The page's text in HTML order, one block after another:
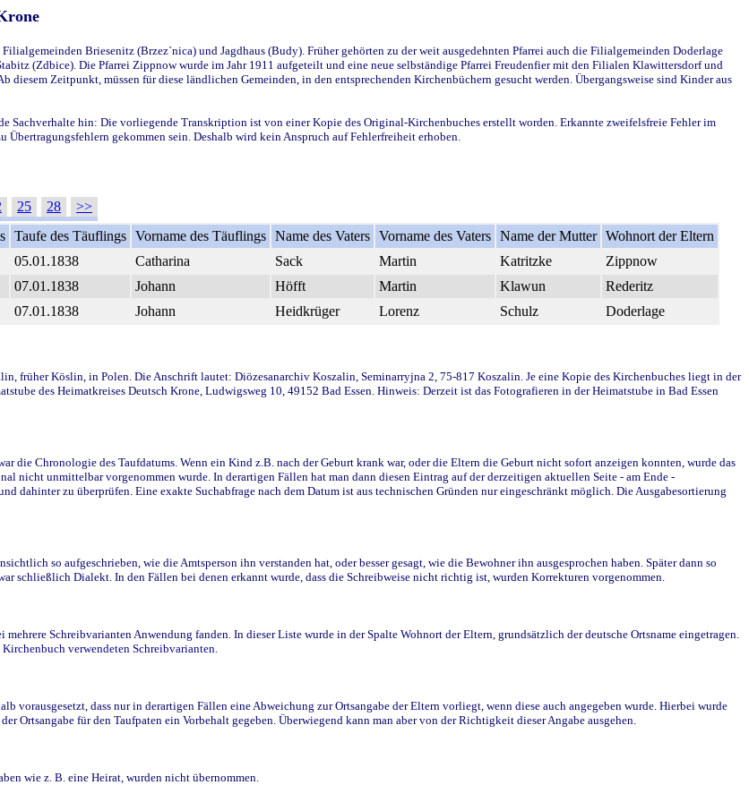
Briesenitz (Brzez`nica) und Jagdhaus (Budy). Früher gehörten zu der weit ausgedehnten Pfarrei auch die Filialgemeinden Doderlage
(Zdbice). Die Pfarrei Zippnow wurde im Jahr 1911 aufgeteilt und eine neue selbständige Pfarrei Freudenfier mit den Filialen Klawittersdorf und
Zeitpunkt, müssen für diese ländlichen Gemeinden, in den entsprechenden Kirchenbüchern gesucht werden. Übergangsweise sind Kinder aus
Sachverhalte hin: Die vorliegende Transkription ist von einer Kopie des Original-Kirchenbuches erstellt worden. Erkannte zweifelsfreie Fehler im
gekommen sein. Deshalb wird kein Anspruch auf Fehlerfreiheit erhoben.
25 28
>>
Taufe des Täuflings Vorname des Täuflings Name des Vaters Vorname des Vaters Name der Mutter Wohnort der Eltern
05.01.1838 Catharina Sack Martin Katritzke
Zippnow
07.01.1838 Johann Höfft Martin Klawun
Rederitz
07.01.1838 Johann Heidkrüger Lorenz Schulz Doderlage
früher Köslin, in Polen. Die Anschrift lautet: Diözesanarchiv Koszalin, Seminarryjna 2, 75-817 Koszalin. Je eine Kopie des Kirchenbuches liegt in der
des Heimatkreises Deutsch Krone, Ludwigsweg 10, 49152 Bad Essen. Hinweis: Derzeit ist das Fotografieren in der Heimatstube in Bad Essen
die Chronologie des Taufdatums. Wenn ein Kind z.B. nach der Geburt krank war, oder die Eltern die Geburt nicht sofort anzeigen konnten, wurde das
nicht unmittelbar vorgenommen wurde. In derartigen Fällen hat man dann diesen Eintrag auf der derzeitigen aktuellen Seite - am Ende -
dahinter zu überprüfen. Eine exakte Suchabfrage nach dem Datum ist aus technischen Gründen nur eingeschränkt möglich. Die Ausgabesortierung
so aufgeschrieben, wie die Amtsperson ihn verstanden hat, oder besser gesagt, wie die Bewohner ihn ausgesprochen haben. Später dann so
schließlich Dialekt. In den Fällen bei denen erkannt wurde, dass die Schreibweise nicht richtig ist, wurden Korrekturen vorgenommen.
Schreibvarianten Anwendung fanden. In dieser Liste wurde in der Spalte Wohnort der Eltern, grundsätzlich der deutsche Ortsname eingetragen.
verwendeten Schreibvarianten.
vorausgesetzt, dass nur in derartigen Fällen eine Abweichung zur Ortsangabe der Eltern vorliegt, wenn diese auch angegeben wurde. Hierbei wurde
Ortsangabe für den Taufpaten ein Vorbehalt gegeben. Überwiegend kann man aber von der Richtigkeit dieser Angabe ausgehen.
wie z. B. eine Heirat, wurden nicht übernommen.